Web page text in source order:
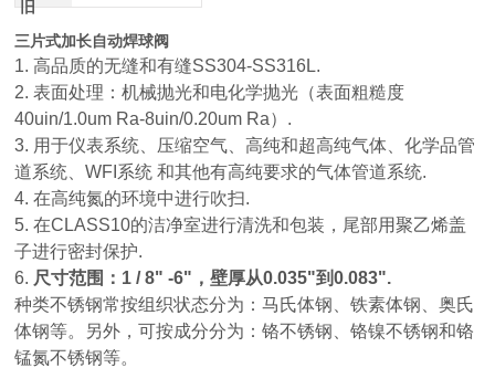
旧
三片式加长自动焊球阀
1. 高品质的无缝和有缝SS304-SS316L.
2. 表面处理：机械抛光和电化学抛光（表面粗糙度
40uin/1.0um Ra-8uin/0.20um Ra）.
3. 用于仪表系统、压缩空气、高纯和超高纯气体、化学品管
道系统、WFI系统 和其他有高纯要求的气体管道系统.
4. 在高纯氮的环境中进行吹扫.
5. 在CLASS10的洁净室进行清洗和包装，尾部用聚乙烯盖
子进行密封保护.
6. 尺寸范围：1 / 8" -6"，壁厚从0.035"到0.083".
种类不锈钢常按组织状态分为：马氏体钢、铁素体钢、奥氏
体钢等。另外，可按成分分为：铬不锈钢、铬镍不锈钢和铬
锰氮不锈钢等。